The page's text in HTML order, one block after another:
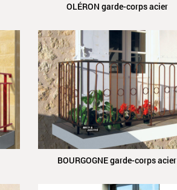
OLÉRON garde-corps acier
BOURGOGNE garde-corps acier